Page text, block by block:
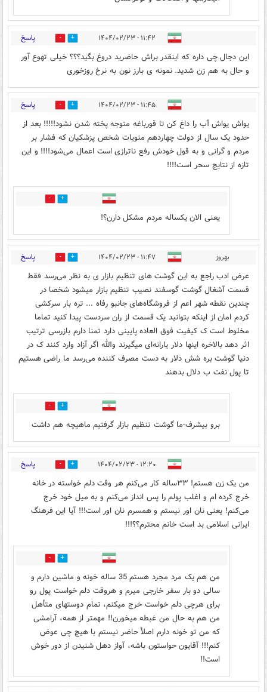
۱۱:۴۲ - ۱۴۰۴/۰۲/۲۳ 12 پاسخ
این دجال چی داره که اینقدر براش حاضرید دروغ بگید؟؟؟ خیلی تهوع آور
و حال به هم زن شدید. نمونه ی بارز نون به نرخ روزخوری
۱۱:۴۵ - ۱۴۰۴/۰۲/۲۳ 23 پاسخ
یواش یواش آب را داغ کن تا قورباغه متوجه پخته شدن نشود!!!!! بعد از
حدود یک سال از دولت چهاردهم منویات شخص پزشکیان که فشار بر
مردم و گرانی و به قول خودش رفع ناترازی است اعمال می‌شود!!!! و این
تازه از نتایج سحر است!!!!
1
یعنی الان یکساله مردم مشکل دارن؟!
بهروز ۱۱:۴۷ - ۱۴۰۴/۰۲/۲۳ 10 پاسخ
عرض ادب راجع به این گوشت های تنظیم بازار ی به نظر می‌رسد فقط
قسمت آشغال گوشت گوسفند نصیب تنظیم بازار میشود شخصا در
چندین نقطه شهر اعم از فروشگاه‌های جانبو رفاه ... تره بار سرکشی
کردم امان از اینکه بتوانید یک قسمت از ران سردست پیدا کنید تماما
مخلوط است ک کیفیت فوق العاده پایینی دارد تمنا دارم بازرسی ترتیب
اثر دهد بالاخره اینها دلار یارانه‌ای میگیرند والله اگر آزاد وارد کنند ک در
دنیا گوشت بره شش دلار به دست مصرف کننده می‌رسد ما راضی هستیم
تا پول نفت ب دلال بدهند
2
برو بیشرف-ما گوشت تنظیم بازار گرفتیم ماهیچه هم داشت
۱۲:۲۰ - ۱۴۰۴/۰۲/۲۳ 14 پاسخ
من یک زن هستم! ۳۳ساله کار می‌کنم هر وقت دلم خواسته در خانه
خرج کرده ام و اغلب پولم را پس انداز می‌کنم و به میل خود خرج
می‌کنم! یعنی نان اور نیستم و همسرم نان اور است!!! آیا این فرهنگ
ایرانی اسلامی بد است خانم محترم؟؟!!!
8
من هم یک مرد مجرد هستم 35 ساله خونه و ماشین دارم و
سالی دو بار سفر خارجی میرم و هروقت دلم خواست پول رو
برای هرچی دلم خواست خرج میکنم، تمام دوستهای متأهل
من هم به حال من غبطه میخورن!! مهمتر از همه، آرامشی
که من تو خونه دارم اصلأ حاضر نیستم با هیچ چی عوض
کنم!!! آقایون حواستون باشه، آواز دهل شنیدن از دور خوش
است!!